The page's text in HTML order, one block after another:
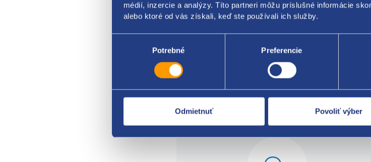
médií, inzercie a analýzy. Títo partneri môžu príslušné informácie
alebo ktoré od vás získali, keď ste používali ich služby.
Potrebné Preferencie
Odmietnuť Povoliť výber
ŠKODA original: 6Y0941607 6Y0941607A
označenie: 246367